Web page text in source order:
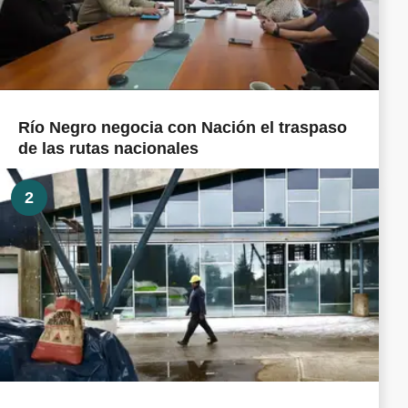
Río Negro negocia con Nación el traspaso
de las rutas nacionales
2